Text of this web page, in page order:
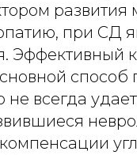
развития
при СД
Эффективный
всегда
компенсации